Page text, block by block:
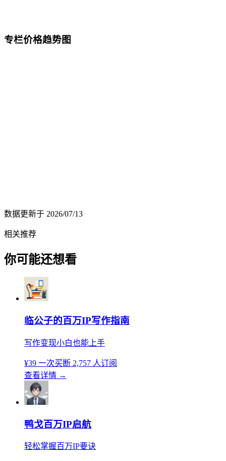
专栏价格趋势图
数据更新于 2026/07/13
相关推荐
你可能还想看
临公子的百万IP写作指南
写作变现小白也能上手
¥39 一次买断 2,757 人订阅
查看详情 →
鸭戈百万IP启航
轻松掌握百万IP要诀